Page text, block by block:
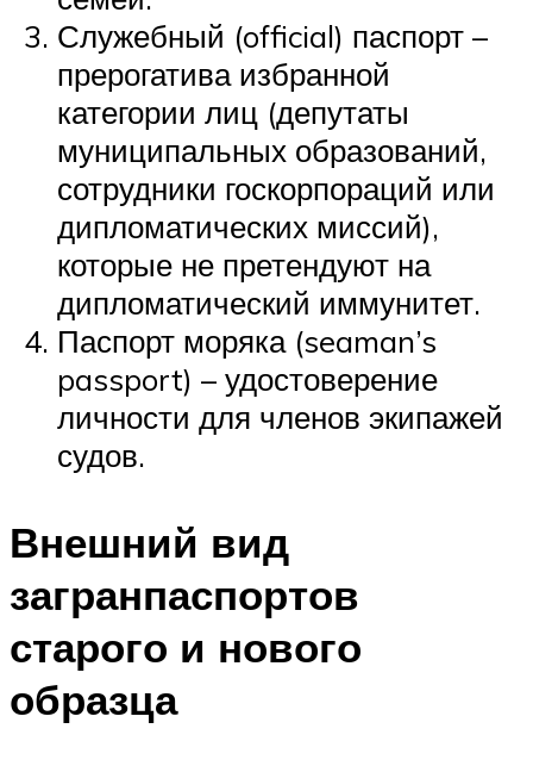
Служебный (official) паспорт –
прерогатива избранной
категории лиц (депутаты
муниципальных образований,
сотрудники госкорпораций или
дипломатических миссий),
которые не претендуют на
дипломатический иммунитет.
Паспорт моряка (seaman’s
passport) – удостоверение
личности для членов экипажей
судов.
Внешний вид
загранпаспортов
старого и нового
образца